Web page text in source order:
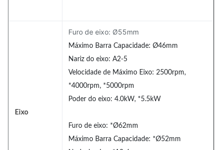
Eixo
Furo de eixo: Ø55mm
Máximo Barra Capacidade: Ø46mm
Nariz do eixo: A2-5
Velocidade de Máximo Eixo: 2500rpm,
*4000rpm, *5000rpm
Poder do eixo: 4.0kW, *5.5kW
Furo de eixo: *Ø62mm
Máximo Barra Capacidade: *Ø52mm